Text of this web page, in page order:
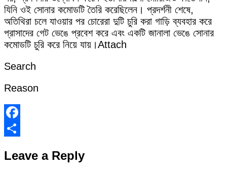
যিনি ওই সোনার কমোডটি তৈরি করেছিলেন। প্রদর্শনী শেষে,
অতিথিরা চলে যাওয়ার পর চোরেরা দুটি চুরি করা গাড়ি ব্যবহার করে
প্রাসাদের গেট ভেঙে প্রবেশ করে এবং একটি জানালা ভেঙে সোনার
কমোডটি চুরি করে নিয়ে যায়।Attach
Search
Reason
Facebook
Leave a Reply